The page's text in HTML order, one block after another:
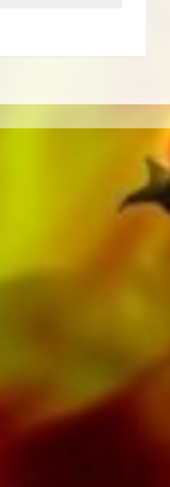
Literatur in
Teil der
Bands
auf den